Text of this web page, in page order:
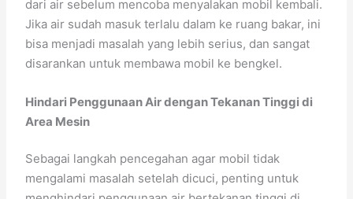
dari air sebelum mencoba menyalakan mobil kembali.
Jika air sudah masuk terlalu dalam ke ruang bakar, ini
bisa menjadi masalah yang lebih serius, dan sangat
disarankan untuk membawa mobil ke bengkel.
Hindari Penggunaan Air dengan Tekanan Tinggi di
Area Mesin
Sebagai langkah pencegahan agar mobil tidak
mengalami masalah setelah dicuci, penting untuk